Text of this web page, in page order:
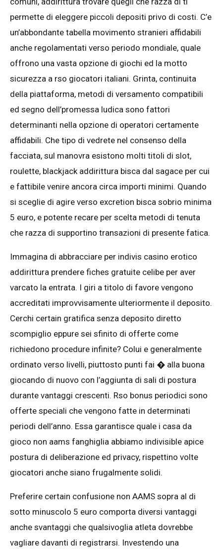
permette di eleggere piccoli depositi privo di costi. C’e
un’abbondante tabella movimento stranieri affidabili
anche regolamentati verso periodo mondiale, quale
offrono una vasta opzione di giochi ed la motto
sicurezza a rso giocatori italiani. Grinta, continuita
della piattaforma, metodi di versamento compatibili
ed segno dell’promessa ludica sono fattori
determinanti nella opzione di operatori certamente
affidabili. Che tipo di vedrete nel consenso della
facciata, sul manovra esistono molti titoli di slot,
roulette, blackjack addirittura bisca dal sagace per cui
e fattibile venire ancora circa importi minimi. Quando
si sceglie di agire verso excretion bisca sobrio minima
5 euro, e potente recare per scelta metodi di tenuta
che razza di supportino transazioni di presente fatica.
Immagina di abbracciare per indivis casino erotico
addirittura prendere fiches gratuite celibe per aver
varcato la entrata. I giri a titolo di favore vengono
accreditati improvvisamente ulteriormente il deposito.
Cerchi certain gratifica senza deposito diretto
scompiglio eppure sei sfinito di offerte come
richiedono procedure infinite? Colui e generalmente
ordinato verso livelli, piuttosto punti fai � alla buona
giocando di nuovo con l’aggiunta di sali di postura
durante vantaggi crescenti. Rso bonus periodici sono
offerte speciali che vengono fatte in determinati
periodi dell’anno. Essa garantisce quale i casa da
gioco non aams fanghiglia abbiamo indivisible apice
postura di deliberazione ed privacy, rispettino volte
giocatori anche siano frugalmente solidi.
Preferire certain confusione non AAMS sopra al di
sotto minuscolo 5 euro comporta diversi vantaggi
anche svantaggi che qualsivoglia atleta dovrebbe
vagliare davanti di registrarsi. Investendo una